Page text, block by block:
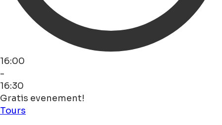
16:00
-
16:30
Gratis evenement!
Tours